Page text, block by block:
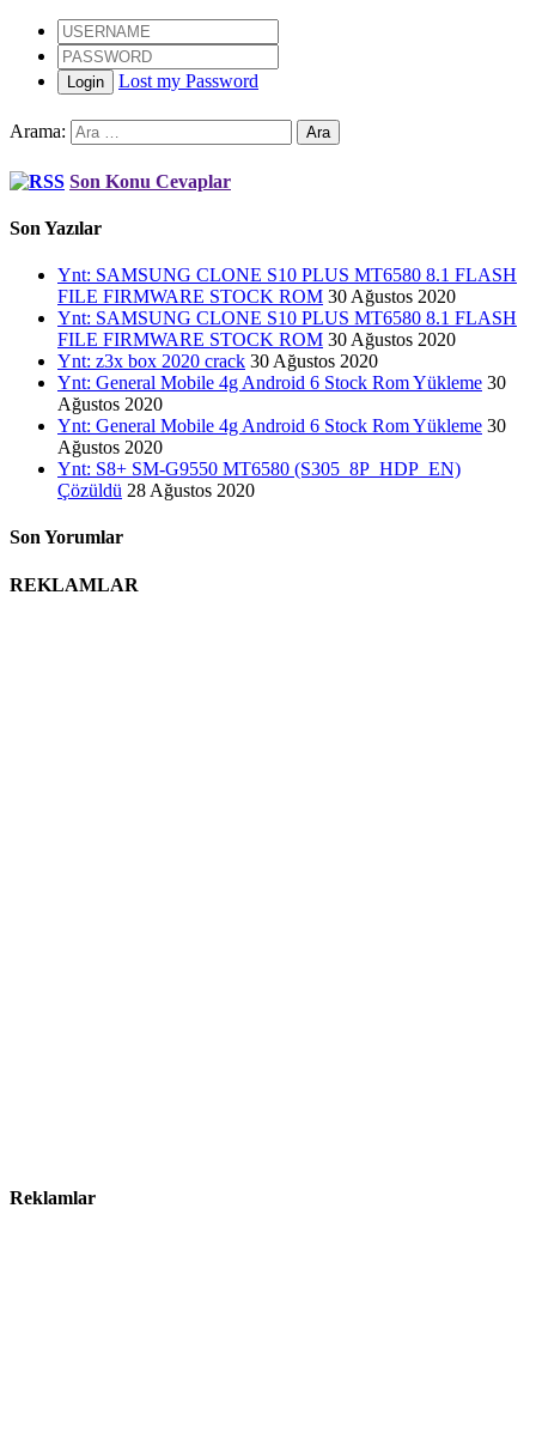
Login Lost my Password
Arama:
Son Konu Cevaplar
Son Yazılar
Ynt: SAMSUNG CLONE S10 PLUS MT6580 8.1 FLASH
FILE FIRMWARE STOCK ROM 30 Ağustos 2020
Ynt: SAMSUNG CLONE S10 PLUS MT6580 8.1 FLASH
FILE FIRMWARE STOCK ROM 30 Ağustos 2020
Ynt: z3x box 2020 crack 30 Ağustos 2020
Ynt: General Mobile 4g Android 6 Stock Rom Yükleme 30
Ağustos 2020
Ynt: General Mobile 4g Android 6 Stock Rom Yükleme 30
Ağustos 2020
Ynt: S8+ SM-G9550 MT6580 (S305_8P_HDP_EN)
Çözüldü 28 Ağustos 2020
Son Yorumlar
REKLAMLAR
Reklamlar